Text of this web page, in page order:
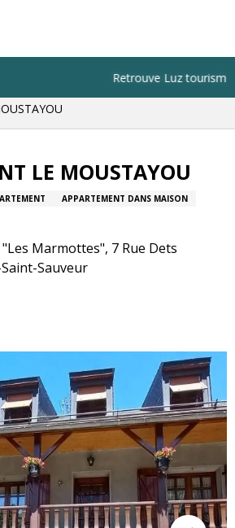
Retrouve Luz tourisme
à pas
LE MOUSTAYOU
APPARTEMENT DANS MAISON
Marmottes", 7 Rue Dets
Sauveur
favoris